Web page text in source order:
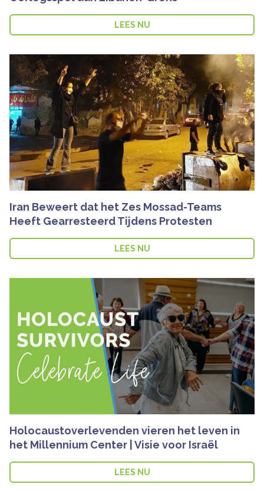
LEES NU
Iran Beweert dat het Zes Mossad-Teams
Heeft Gearresteerd Tijdens Protesten
LEES NU
Holocaustoverlevenden vieren het leven in
het Millennium Center | Visie voor Israël
LEES NU